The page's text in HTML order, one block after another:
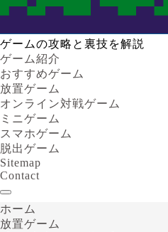
ゲームの攻略と裏技を解説
ゲーム紹介
おすすめゲーム
放置ゲーム
オンライン対戦ゲーム
ミニゲーム
スマホゲーム
脱出ゲーム
Sitemap
Contact
ホーム
放置ゲーム